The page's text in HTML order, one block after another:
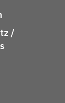
/